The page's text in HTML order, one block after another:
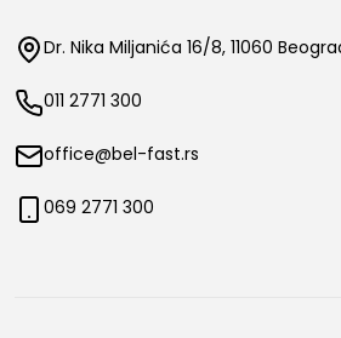
Dr. Nika Miljanića 16/8, 11060
011 2771 300
office@bel-fast.rs
069 2771 300